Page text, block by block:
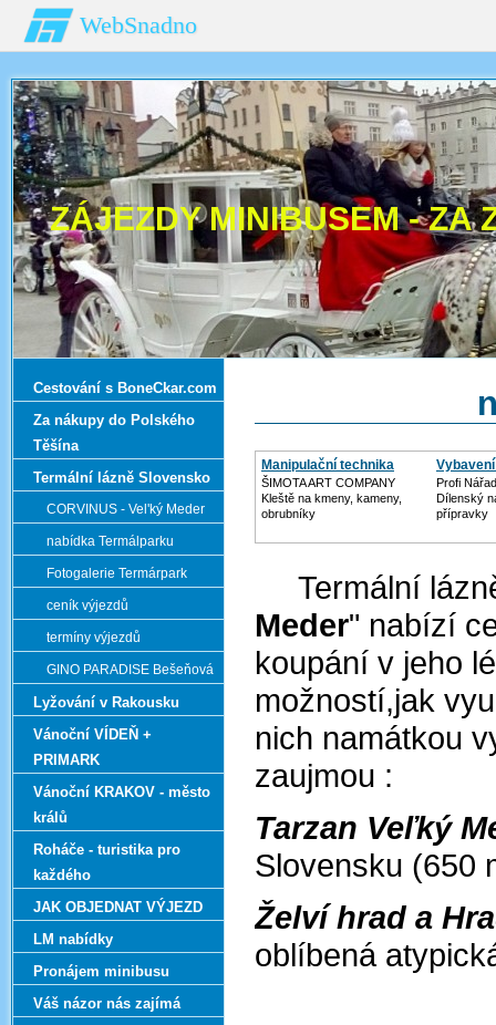
WebSnadno
ZÁJEZDY MINIBUSEM - ZA
Manipulační technika
ŠIMOTA ART COMPANY
Kleště na kmeny, kameny,
obrubníky
Profi
Dílenský
přípravky
Termální
Meder" nabízí
koupání v jeho
možností,jak
nich namátkou
zaujmou :
Tarzan Veľký
Slovensku (650
Želví hrad a
oblíbená
Cestování s BoneCkar.com
Za nákupy do Polského
Těšína
Termální lázně Slovensko
CORVINUS - Vel'ký Meder
nabídka Termálparku
Fotogalerie Termárpark
ceník výjezdů
termíny výjezdů
GINO PARADISE Bešeňová
Lyžování v Rakousku
Vánoční VÍDEŇ +
PRIMARK
Vánoční KRAKOV - město
králů
Roháče - turistika pro
každého
JAK OBJEDNAT VÝJEZD
LM nabídky
Pronájem minibusu
Váš názor nás zajímá